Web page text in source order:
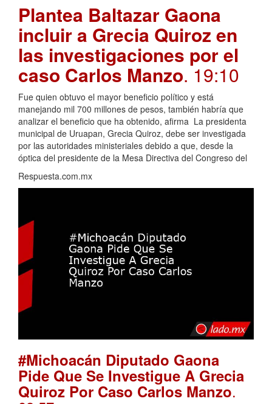
Plantea Baltazar Gaona
incluir a Grecia Quiroz en
las investigaciones por el
caso Carlos Manzo. 19:10
Fue quien obtuvo el mayor beneficio político y está
manejando mil 700 millones de pesos, también habría que
analizar el beneficio que ha obtenido, afirma La presidenta
municipal de Uruapan, Grecia Quiroz, debe ser investigada
por las autoridades ministeriales debido a que, desde la
óptica del presidente de la Mesa Directiva del Congreso del
Respuesta.com.mx
#Michoacán Diputado Gaona
Pide Que Se Investigue A Grecia
Quiroz Por Caso Carlos Manzo.